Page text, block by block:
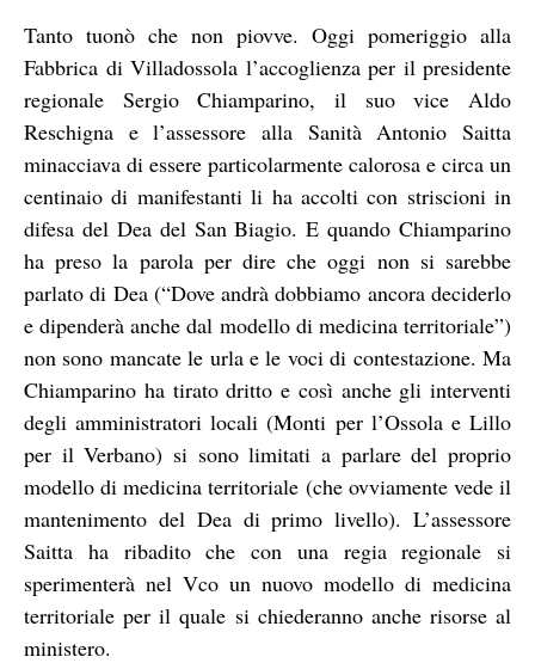
Tanto tuonò che non piovve. Oggi pomeriggio alla
Fabbrica di Villadossola l’accoglienza per il presidente
regionale Sergio Chiamparino, il suo vice Aldo
Reschigna e l’assessore alla Sanità Antonio Saitta
minacciava di essere particolarmente calorosa e circa un
centinaio di manifestanti li ha accolti con striscioni in
difesa del Dea del San Biagio. E quando Chiamparino
ha preso la parola per dire che oggi non si sarebbe
parlato di Dea (“Dove andrà dobbiamo ancora deciderlo
e dipenderà anche dal modello di medicina territoriale”)
non sono mancate le urla e le voci di contestazione. Ma
Chiamparino ha tirato dritto e così anche gli interventi
degli amministratori locali (Monti per l’Ossola e Lillo
per il Verbano) si sono limitati a parlare del proprio
modello di medicina territoriale (che ovviamente vede il
mantenimento del Dea di primo livello). L’assessore
Saitta ha ribadito che con una regia regionale si
sperimenterà nel Vco un nuovo modello di medicina
territoriale per il quale si chiederanno anche risorse al
ministero.